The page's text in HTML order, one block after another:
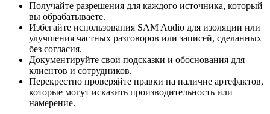
Получайте разрешения для каждого источника, который
вы обрабатываете.
Избегайте использования SAM Audio для изоляции или
улучшения частных разговоров или записей, сделанных
без согласия.
Документируйте свои подсказки и обоснования для
клиентов и сотрудников.
Перекрестно проверяйте правки на наличие артефактов,
которые могут исказить производительность или
намерение.